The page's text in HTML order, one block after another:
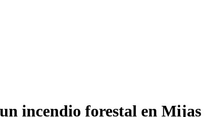
incendio forestal en Mijas